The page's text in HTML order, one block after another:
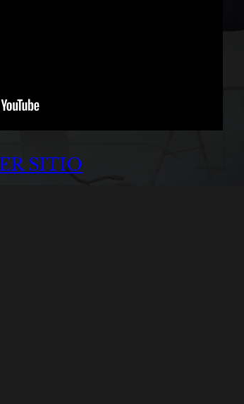
SITIO